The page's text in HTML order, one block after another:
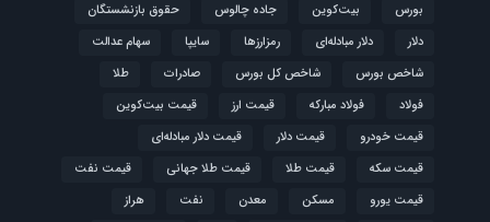
بورس
بیت‌کوین جاده چالوس
حقوق بازنشستگان
دلار
دلار مبادله‌ای رمزارزها سایپا
سهام عدالت
شاخص بورس
شاخص کل بورس صادرات
طلا
فولاد
فولاد مبارکه قیمت ارز
قیمت بیت‌کوین
قیمت خودرو
قیمت دلار
قیمت دلار مبادله‌ای
قیمت سکه
قیمت طلا قیمت طلا جهانی
قیمت نفت
قیمت یورو
مسکن معدن نفت
هراز